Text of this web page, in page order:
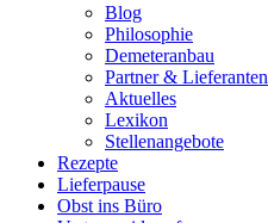
Blog
Philosophie
Demeteranbau
Partner & Lieferanten
Aktuelles
Lexikon
Stellenangebote
Rezepte
Lieferpause
Obst ins Büro